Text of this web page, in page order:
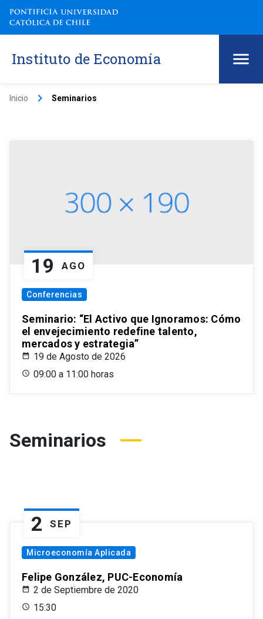
Instituto de Economía
Inicio keyboard_arrow_right Seminarios
19 AGO
Conferencias
Seminario: “El Activo que Ignoramos: Cómo
el envejecimiento redefine talento,
mercados y estrategia”
19 de Agosto de 2026
09:00 a 11:00 horas
Seminarios
2 SEP
Microeconomía Aplicada
Felipe González, PUC-Economía
2 de Septiembre de 2020
15:30